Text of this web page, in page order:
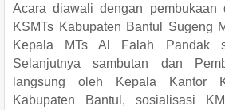
Acara diawali dengan pembukaan
KSMTs Kabupaten Bantul Sugeng
Kepala MTs Al Falah Pandak
Selanjutnya sambutan dan
langsung oleh Kepala Kantor
Kabupaten Bantul, sosialisasi